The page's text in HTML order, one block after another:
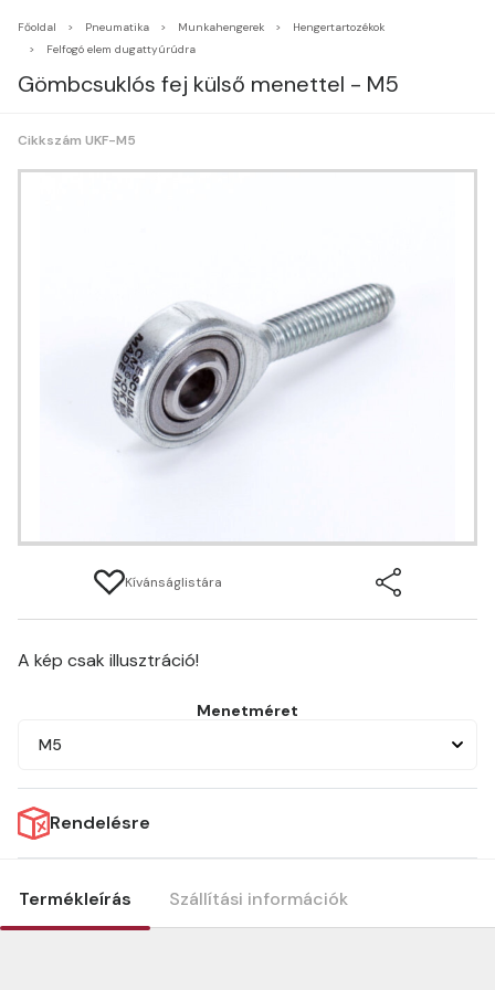
Főoldal Pneumatika Munkahengerek
Hengertartozékok
Felfogó elem dugattyúrúdra
Gömbcsuklós fej külső menettel - M5
Cikkszám UKF-M5
Kívánságlistára
A kép csak illusztráció!
Menetméret
M5
Rendelésre
Termékleírás Szállítási információk